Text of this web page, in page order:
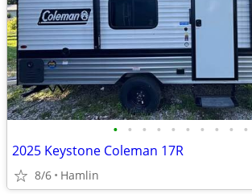
• • • • • • • • • •
2025 Keystone Coleman 17R
8/6 Hamlin